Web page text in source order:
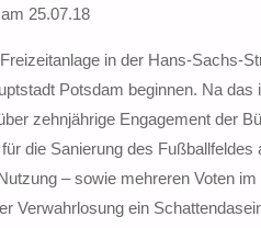
25.07.18
in der Hans-Sachs-
Potsdam beginnen. Na
zehnjährige Engagement der
die Sanierung des
– sowie mehreren Voten
Verwahrlosung ein